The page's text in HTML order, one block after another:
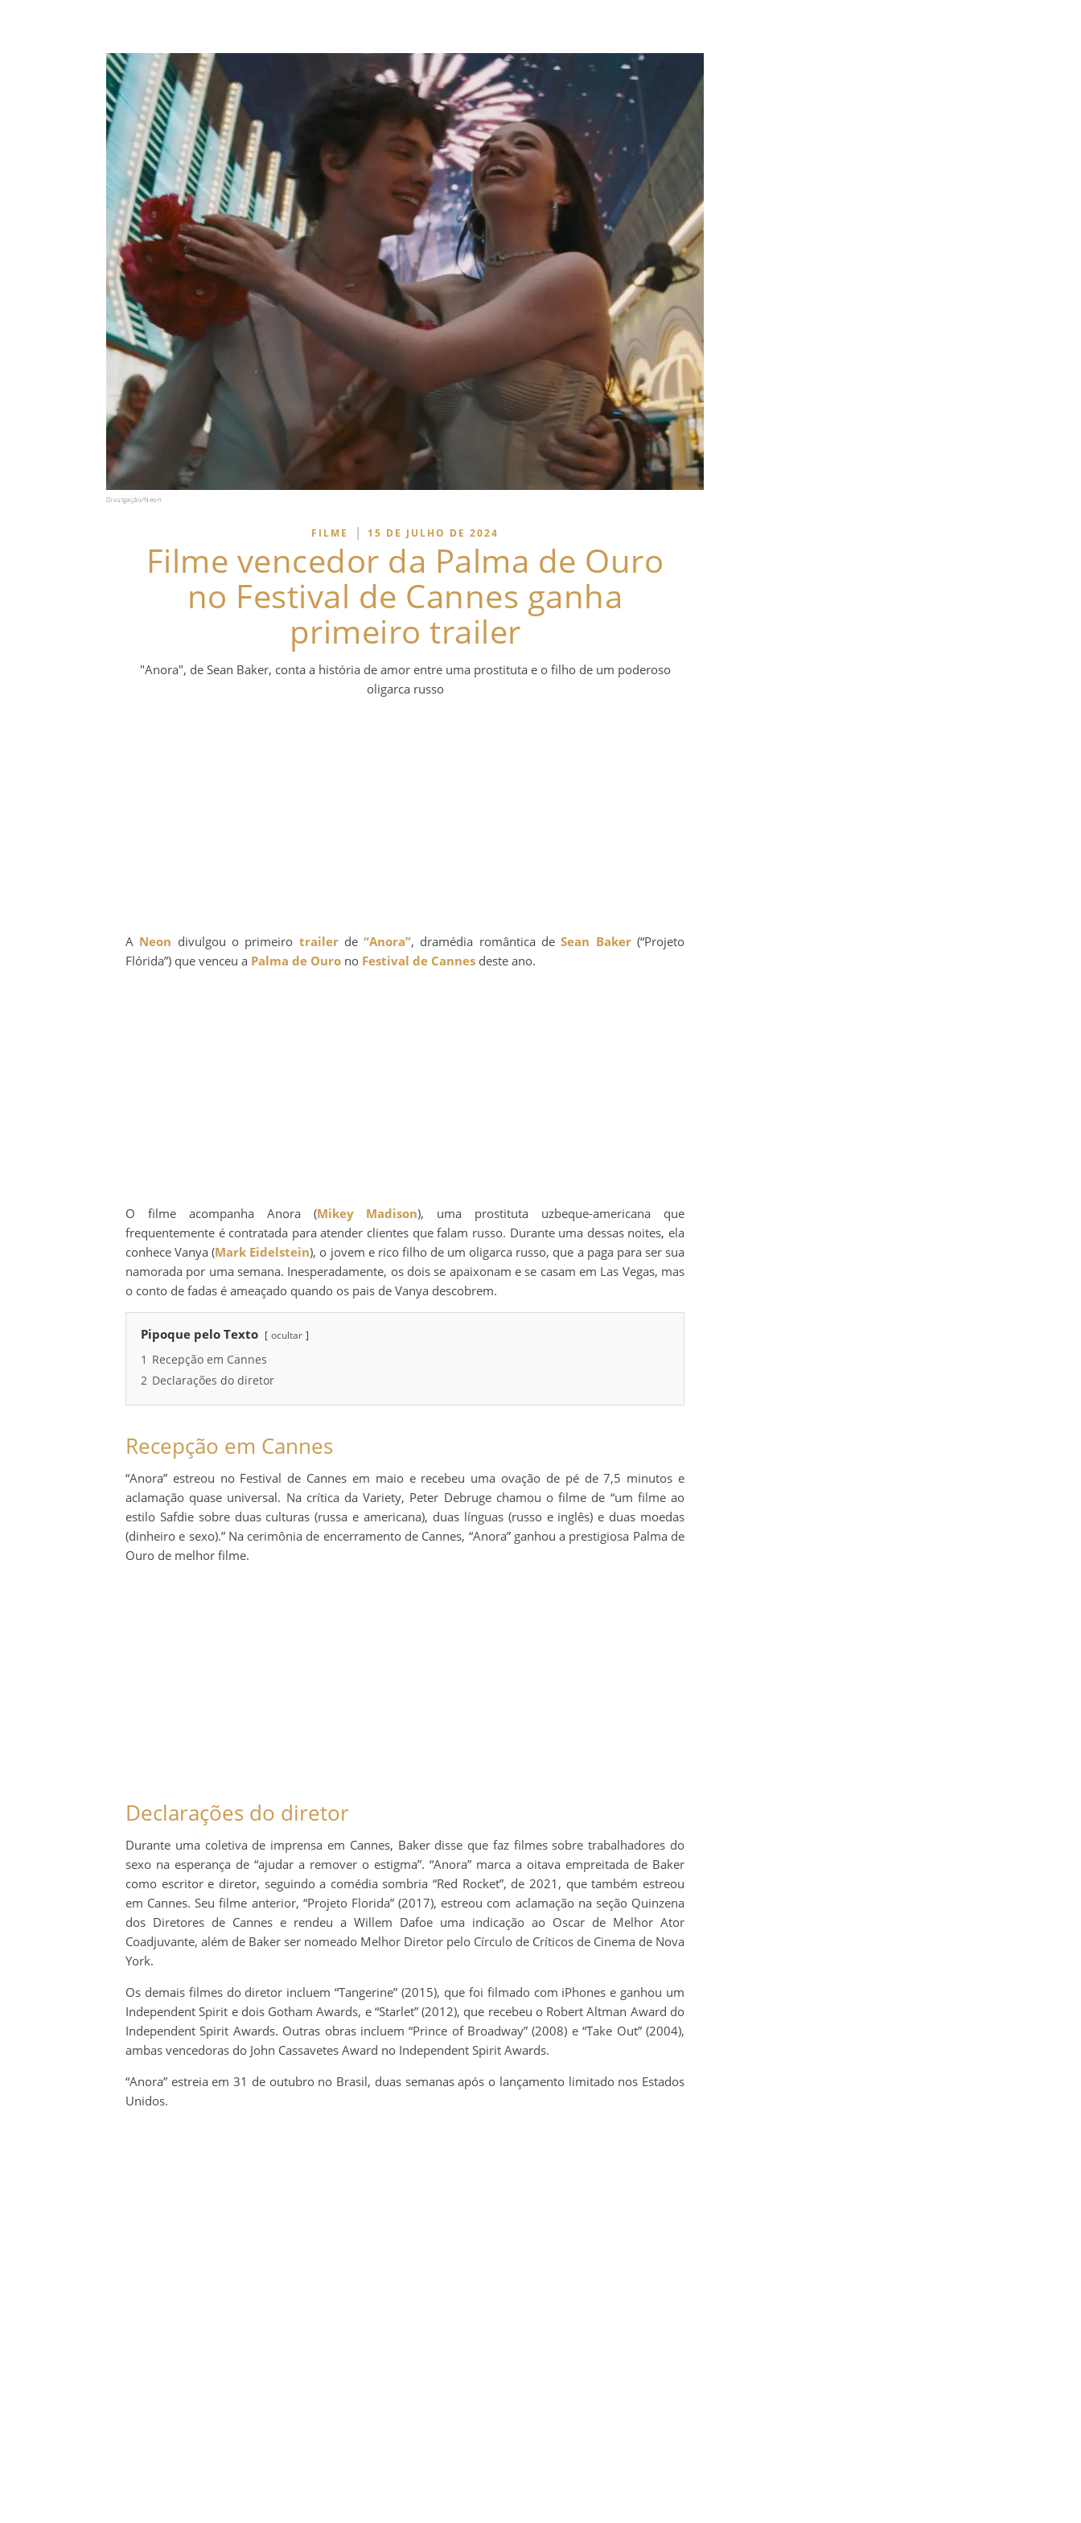
Divulgação/Neon
FILME | 15 DE JULHO DE 2024
Filme vencedor da Palma de Ouro
no Festival de Cannes ganha
primeiro trailer
"Anora", de Sean Baker, conta a história de amor entre uma prostituta e o filho de um poderoso
oligarca russo
A Neon divulgou o primeiro trailerde“Anora”, dramédia romântica deSean Baker(“Projeto
Flórida”) que venceu a Palma de Ouro no Festival de Cannes deste ano.
O filme acompanha Anora (Mikey Madison), uma prostituta uzbeque-americana que
frequentemente é contratada para atender clientes que falam russo. Durante uma dessas noites, ela
conhece Vanya (Mark Eidelstein), o jovem e rico filho de um oligarca russo, que a paga para ser sua
namorada por uma semana. Inesperadamente, os dois se apaixonam e se casam em Las Vegas, mas
o conto de fadas é ameaçado quando os pais de Vanya descobrem.
Pipoque pelo Texto ocultar
1 Recepção em Cannes
2 Declarações do diretor
Recepção em Cannes
“Anora” estreou no Festival de Cannes em maio e recebeu uma ovação de pé de 7,5 minutos e
aclamação quase universal. Na crítica da Variety, Peter Debruge chamou o filme de “um filme ao
estilo Safdie sobre duas culturas (russa e americana), duas línguas (russo e inglês) e duas moedas
(dinheiro e sexo).” Na cerimônia de encerramento de Cannes, “Anora” ganhou a prestigiosa Palma de
Ouro de melhor filme.
Declarações do diretor
Durante uma coletiva de imprensa em Cannes, Baker disse que faz filmes sobre trabalhadores do
sexo na esperança de “ajudar a remover o estigma”. “Anora” marca a oitava empreitada de Baker
como escritor e diretor, seguindo a comédia sombria “Red Rocket”, de 2021, que também estreou
em Cannes. Seu filme anterior, “Projeto Florida” (2017), estreou com aclamação na seção Quinzena
dos Diretores de Cannes e rendeu a Willem Dafoe uma indicação ao Oscar de Melhor Ator
Coadjuvante, além de Baker ser nomeado Melhor Diretor pelo Círculo de Críticos de Cinema de Nova
York.
Os demais filmes do diretor incluem “Tangerine” (2015), que foi filmado com iPhones e ganhou um
Independent Spirit e dois Gotham Awards, e “Starlet” (2012), que recebeu o Robert Altman Award do
Independent Spirit Awards. Outras obras incluem “Prince of Broadway” (2008) e “Take Out” (2004),
ambas vencedoras do John Cassavetes Award no Independent Spirit Awards.
“Anora” estreia em 31 de outubro no Brasil, duas semanas após o lançamento limitado nos Estados
Unidos.